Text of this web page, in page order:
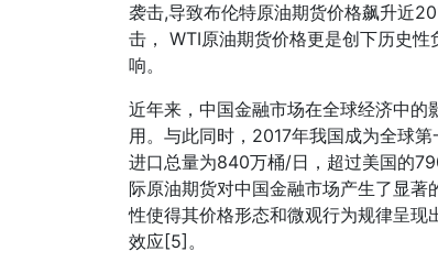
袭击,导致布伦特原油期货价格飙升近
击， WTI原油期货价格更是创下历史
响。
近年来，中国金融市场在全球经济中
用。与此同时，2017年我国成为全球
进口总量为840万桶/日，超过美国的
际原油期货对中国金融市场产生了显
性使得其价格形态和微观行为规律呈
效应[5]。